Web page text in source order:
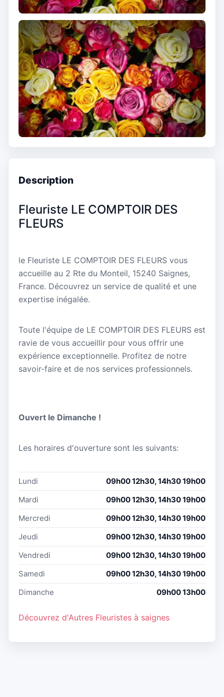
Description
Fleuriste LE COMPTOIR DES
FLEURS
le Fleuriste LE COMPTOIR DES FLEURS vous
accueille au 2 Rte du Monteil, 15240 Saignes,
France. Découvrez un service de qualité et une
expertise inégalée.
Toute l'équipe de LE COMPTOIR DES FLEURS est
ravie de vous accueillir pour vous offrir une
expérience exceptionnelle. Profitez de notre
savoir-faire et de nos services professionnels.
Ouvert le Dimanche !
Les horaires d'ouverture sont les suivants:
Lundi
09h00 12h30, 14h30 19h00
Mardi
09h00 12h30, 14h30 19h00
Mercredi
09h00 12h30, 14h30 19h00
Jeudi
09h00 12h30, 14h30 19h00
Vendredi
09h00 12h30, 14h30 19h00
Samedi
09h00 12h30, 14h30 19h00
Dimanche
09h00 13h00
Découvrez d'Autres Fleuristes à saignes